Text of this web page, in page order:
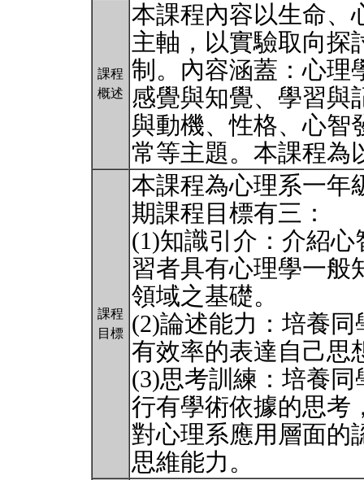
課程
概述
本課程內容以生命、
主軸，以實驗取向探
制。內容涵蓋：心理
感覺與知覺、學習與
與動機、性格、心智
常等主題。本課程
課程
目標
本課程為心理系一年
期課程目標有三：
(1)知識引介：介紹
習者具有心理學一般
領域之基礎。
(2)論述能力：培養
有效率的表達自己思
(3)思考訓練：培養
行有學術依據的思考
對心理系應用層面的
思維能力。